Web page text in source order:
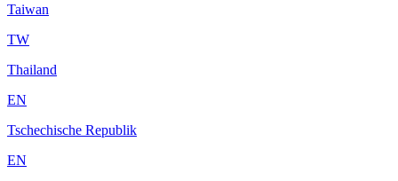
Taiwan
TW
Thailand
EN
Tschechische Republik
EN